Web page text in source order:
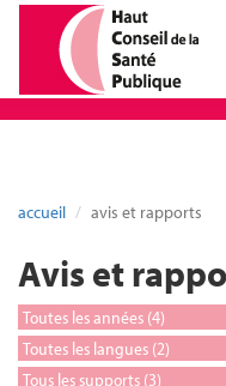
accueil avis et rapports
Avis et